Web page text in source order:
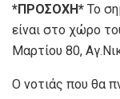
*ΠΡΟΣΟΧΗ* To
είναι στο χώρο
Μαρτίου 80,
Ο νοτιάς που θα